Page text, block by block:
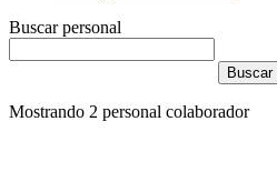
Buscar personal
Mostrando 2 personal colaborador